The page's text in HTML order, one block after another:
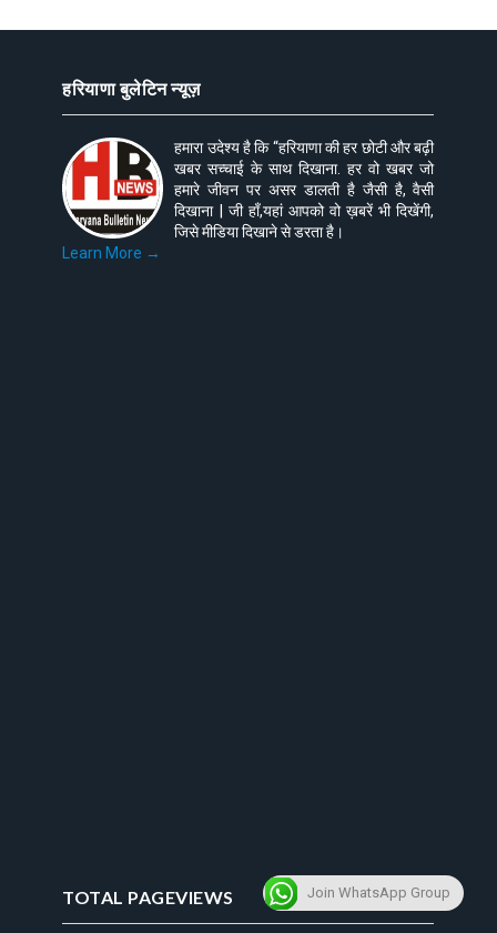
हरियाणा बुलेटिन न्यूज़
हमारा उदेश्य है कि “हरियाणा की हर छोटी और बढ़ी
खबर सच्चाई के साथ दिखाना. हर वो खबर जो
हमारे जीवन पर असर डालती है जैसी है, वैसी
दिखाना | जी हाँ,यहां आपको वो ख़बरें भी दिखेंगी,
जिसे मीडिया दिखाने से डरता है।
Learn More →
TOTAL PAGEVIEWS Join WhatsApp Group